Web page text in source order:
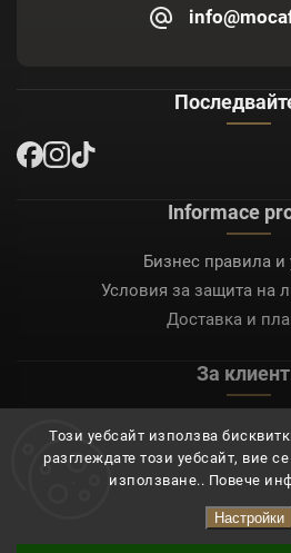
Този уебсайт използва
разглеждате този уебсайт, вие
използване.. Повече
Настройки
Informace
Бизнес правила и
Условия за защита на
Доставка и
За
Вход